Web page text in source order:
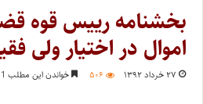
بخشنامه رییس قوه
اموال در اختیار ولی
۲۷ خرداد ۱۳۹۲ ۵۰۶ خواندن این مطلب 1 دقیقه زمان میبرد